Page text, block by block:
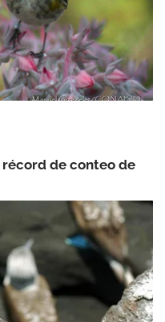
de conteo de